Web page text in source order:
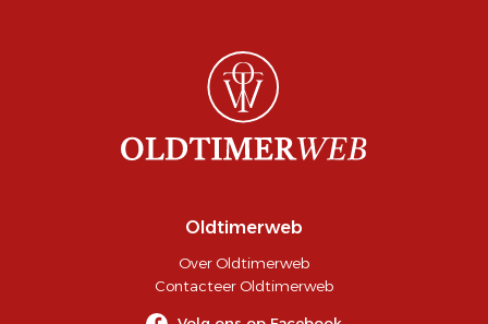
Oldtimerweb
Over Oldtimerweb
Contacteer Oldtimerweb